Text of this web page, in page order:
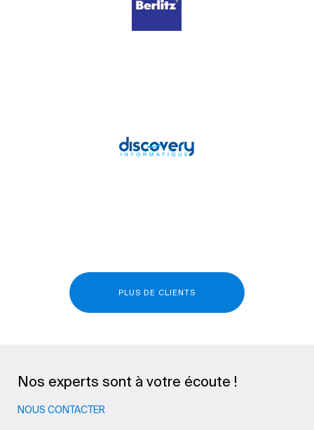
PLUS DE CLIENTS
Nos experts sont à votre écoute !
NOUS CONTACTER